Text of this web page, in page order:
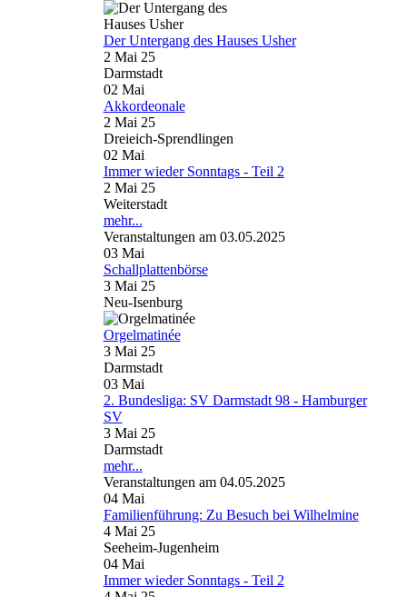
Der Untergang des Hauses Usher
2 Mai 25
Darmstadt
02 Mai
Akkordeonale
2 Mai 25
Dreieich-Sprendlingen
02 Mai
Immer wieder Sonntags - Teil 2
2 Mai 25
Weiterstadt
mehr...
Veranstaltungen am 03.05.2025
03 Mai
Schallplattenbörse
3 Mai 25
Neu-Isenburg
Orgelmatinée
3 Mai 25
Darmstadt
03 Mai
2. Bundesliga: SV Darmstadt 98 - Hamburger
SV
3 Mai 25
Darmstadt
mehr...
Veranstaltungen am 04.05.2025
04 Mai
Familienführung: Zu Besuch bei Wilhelmine
4 Mai 25
Seeheim-Jugenheim
04 Mai
Immer wieder Sonntags - Teil 2